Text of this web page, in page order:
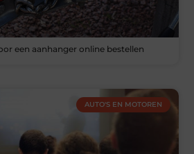
een aanhanger online bestellen
AUTO'S EN MOTOREN